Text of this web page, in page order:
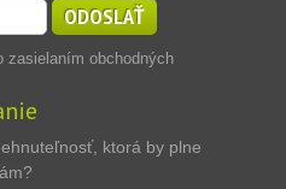
ODOSLAŤ
zasielaním obchodných
ktorá by plne